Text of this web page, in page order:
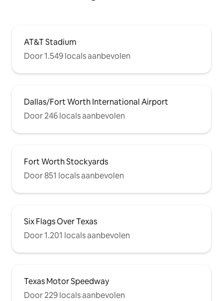
AT&T Stadium
Door 1.549 locals aanbevolen
Dallas/Fort Worth International Airport
Door 246 locals aanbevolen
Fort Worth Stockyards
Door 851 locals aanbevolen
Six Flags Over Texas
Door 1.201 locals aanbevolen
Texas Motor Speedway
Door 229 locals aanbevolen